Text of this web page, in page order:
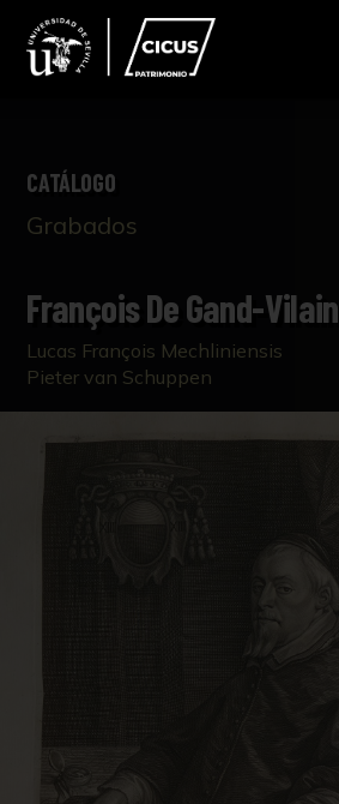
CATÁLOGO
Grabados
François De Gand-Vilain
Lucas François Mechliniensis
Pieter van Schuppen